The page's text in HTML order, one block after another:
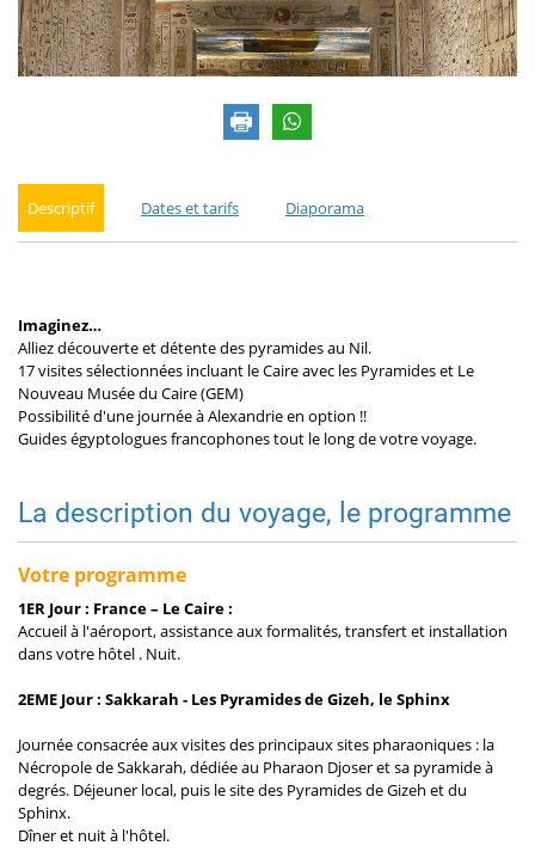
Descriptif Dates et tarifs Diaporama
Imaginez…
Alliez découverte et détente des pyramides au Nil.
17 visites sélectionnées incluant le Caire avec les Pyramides et Le
Nouveau Musée du Caire (GEM)
Possibilité d'une journée à Alexandrie en option !!
Guides égyptologues francophones tout le long de votre voyage.
La description du voyage, le programme
Votre programme
1ER Jour : France – Le Caire :
Accueil à l'aéroport, assistance aux formalités, transfert et installation
dans votre hôtel . Nuit.
2EME Jour : Sakkarah - Les Pyramides de Gizeh, le Sphinx
Journée consacrée aux visites des principaux sites pharaoniques : la
Nécropole de Sakkarah, dédiée au Pharaon Djoser et sa pyramide à
degrés. Déjeuner local, puis le site des Pyramides de Gizeh et du
Sphinx.
Dîner et nuit à l'hôtel.